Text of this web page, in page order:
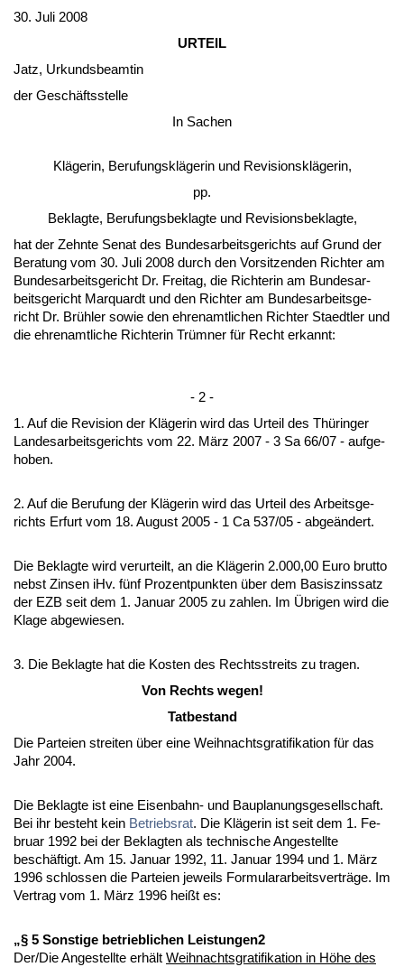
30. Ju­li 2008
UR­TEIL
Jatz, Ur­kunds­be­am­tin
der Geschäfts­stel­le
In Sa­chen
Kläge­rin, Be­ru­fungskläge­rin und Re­vi­si­onskläge­rin,
pp.
Be­klag­te, Be­ru­fungs­be­klag­te und Re­vi­si­ons­be­klag­te,
hat der Zehn­te Se­nat des Bun­des­ar­beits­ge­richts auf Grund der
Be­ra­tung vom 30. Ju­li 2008 durch den Vor­sit­zen­den Rich­ter am
Bun­des­ar­beits­ge­richt Dr. Frei­tag, die Rich­te­rin am Bun­des­ar­
beits­ge­richt Mar­quardt und den Rich­ter am Bun­des­ar­beits­ge­
richt Dr. Brühler so­wie den eh­ren­amt­li­chen Rich­ter Sta­edt­ler und
die eh­ren­amt­li­che Rich­te­rin Trümner für Recht er­kannt:
- 2 -
1. Auf die Re­vi­si­on der Kläge­rin wird das Ur­teil des Thürin­ger
Lan­des­ar­beits­ge­richts vom 22. März 2007 - 3 Sa 66/07 - auf­ge­
ho­ben.
2. Auf die Be­ru­fung der Kläge­rin wird das Ur­teil des Ar­beits­ge­
richts Er­furt vom 18. Au­gust 2005 - 1 Ca 537/05 - ab­geändert.
Die Be­klag­te wird ver­ur­teilt, an die Kläge­rin 2.000,00 Eu­ro brut­to
nebst Zin­sen iHv. fünf Pro­zent­punk­ten über dem Ba­sis­zins­satz
der EZB seit dem 1. Ja­nu­ar 2005 zu zah­len. Im Übri­gen wird die
Kla­ge ab­ge­wie­sen.
3. Die Be­klag­te hat die Kos­ten des Rechts­streits zu tra­gen.
Von Rechts we­gen!
Tat­be­stand
Die Par­tei­en strei­ten über ei­ne Weih­nachts­gra­ti­fi­ka­ti­on für das
Jahr 2004.
Die Be­klag­te ist ei­ne Ei­sen­bahn- und Bau­pla­nungs­ge­sell­schaft.
Bei ihr be­steht kein Be­triebs­rat. Die Kläge­rin ist seit dem 1. Fe­
bru­ar 1992 bei der Be­klag­ten als tech­ni­sche An­ge­stell­te
beschäftigt. Am 15. Ja­nu­ar 1992, 11. Ja­nu­ar 1994 und 1. März
1996 schlos­sen die Par­tei­en je­weils For­mu­lar­ar­beits­verträge. Im
Ver­trag vom 1. März 1996 heißt es:
„§ 5 Sons­ti­ge be­trieb­li­chen Leistungen2
Der/Die An­ge­stell­te erhält Weih­nachts­gra­ti­fi­ka­ti­on in Höhe des